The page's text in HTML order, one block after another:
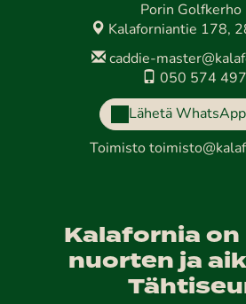
Porin Golfkerho
Kalaforniantie 178,
caddie-
050 574
Lähetä
Toimisto
Kalafornia
nuorten ja